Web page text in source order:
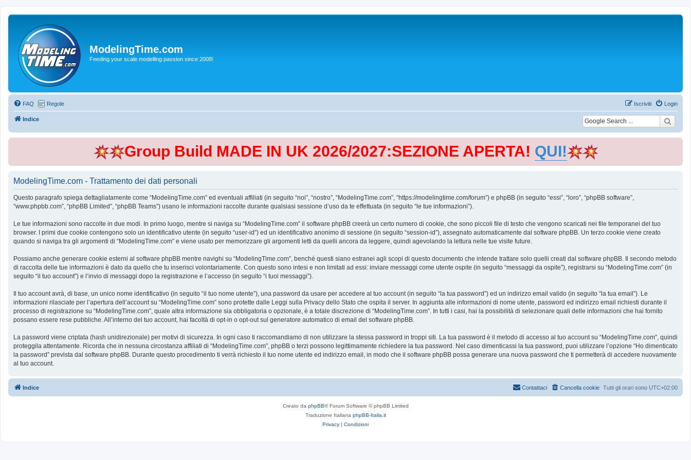
ModelingTime.com
Feeding your scale modelling passion since 2008!
FAQ Regole Login
Iscriviti
Indice
Group Build MADE IN UK 2026/2027:SEZIONE APERTA! QUI!
ModelingTime.com - Trattamento dei dati personali
Questo paragrafo spiega dettagliatamente come “ModelingTime.com” ed eventuali affiliati (in seguito “noi”, “nostro”, “ModelingTime.com”, “https://modelingtime.com/forum”) e phpBB (in seguito “essi”, “loro”, “phpBB software”,
“www.phpbb.com”, “phpBB Limited”, “phpBB Teams”) usano le informazioni raccolte durante qualsiasi sessione d’uso da te effettuata (in seguito “le tue informazioni”).
Le tue informazioni sono raccolte in due modi. In primo luogo, mentre si naviga su “ModelingTime.com” il software phpBB creerà un certo numero di cookie, che sono piccoli file di testo che vengono scaricati nei file temporanei del tuo
browser. I primi due cookie contengono solo un identificativo utente (in seguito “user-id”) ed un identificativo anonimo di sessione (in seguito “session-id”), assegnato automaticamente dal software phpBB. Un terzo cookie viene creato
quando si naviga tra gli argomenti di “ModelingTime.com” e viene usato per memorizzare gli argomenti letti da quelli ancora da leggere, quindi agevolando la lettura nelle tue visite future.
Possiamo anche generare cookie esterni al software phpBB mentre navighi su “ModelingTime.com”, benché questi siano estranei agli scopi di questo documento che intende trattare solo quelli creati dal software phpBB. Il secondo metodo
di raccolta delle tue informazioni è dato da quello che tu inserisci volontariamente. Con questo sono intesi e non limitati ad essi: inviare messaggi come utente ospite (in seguito “messaggi da ospite”), registrarsi su “ModelingTime.com” (in
seguito “il tuo account”) e l’invio di messaggi dopo la registrazione e l’accesso (in seguito “i tuoi messaggi”).
Il tuo account avrà, di base, un unico nome identificativo (in seguito “il tuo nome utente”), una password da usare per accedere al tuo account (in seguito “la tua password”) ed un indirizzo email valido (in seguito “la tua email”). Le
informazioni rilasciate per l’apertura dell’account su “ModelingTime.com” sono protette dalle Leggi sulla Privacy dello Stato che ospita il server. In aggiunta alle informazioni di nome utente, password ed indirizzo email richiesti durante il
processo di registrazione su “ModelingTime.com”, quale altra informazione sia obbligatoria o opzionale, è a totale discrezione di “ModelingTime.com”. In tutti i casi, hai la possibilità di selezionare quali delle informazioni che hai fornito
possano essere rese pubbliche. All’interno del tuo account, hai facoltà di opt-in o opt-out sul generatore automatico di email del software phpBB.
La password viene criptata (hash unidirezionale) per motivi di sicurezza. In ogni caso ti raccomandiamo di non utilizzare la stessa password in troppi siti. La tua password è il metodo di accesso al tuo account su “ModelingTime.com”, quindi
proteggila attentamente. Ricorda che in nessuna circostanza affiliati di “ModelingTime.com”, phpBB o terzi possono legittimamente richiedere la tua password. Nel caso dimenticassi la tua password, puoi utilizzare l’opzione “Ho dimenticato
la password” prevista dal software phpBB. Durante questo procedimento ti verrà richiesto il tuo nome utente ed indirizzo email, in modo che il software phpBB possa generare una nuova password che ti permetterà di accedere nuovamente
al tuo account.
Indice Tutti gli orari sono UTC+02:00
Cancella cookie
Contattaci
Creato da phpBB® Forum Software © phpBB Limited
Traduzione Italiana phpBB-Italia.it
Privacy | Condizioni